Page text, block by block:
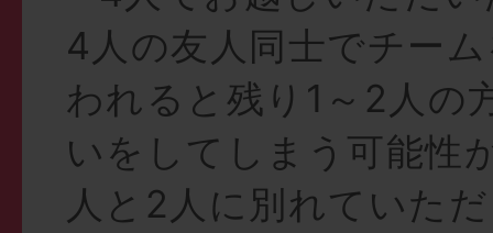
4人の友人同士でチー
われると残り1～2人の
いをしてしまう可能性
人と2人に別れていた